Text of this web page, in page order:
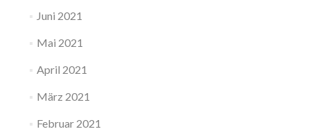
Juni 2021
Mai 2021
April 2021
März 2021
Februar 2021